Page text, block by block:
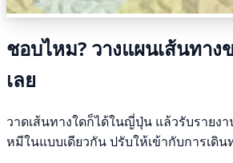
ชอบไหม? วางแผนเส้นทาง
เลย
วาดเส้นทางใดก็ได้ในญี่ปุ่น แล้วรับรายง
หมีในแบบเดียวกัน ปรับให้เข้ากับการเดิ